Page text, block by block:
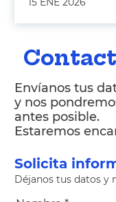
Envíanos tus
y nos
antes posible.
Estaremos
Solicita
Déjanos tus datos y